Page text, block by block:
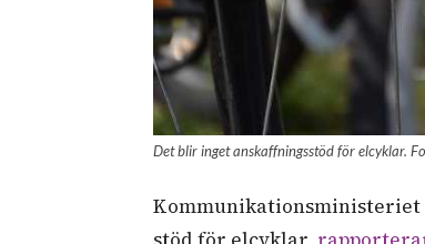
Det blir inget anskaffningsstöd för elcyklar.